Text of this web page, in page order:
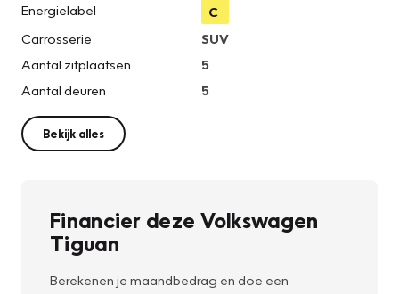
Energielabel
C
Carrosserie
SUV
Aantal zitplaatsen
5
Aantal deuren
5
Bekijk alles
Financier deze Volkswagen
Tiguan
Berekenen je maandbedrag en doe een